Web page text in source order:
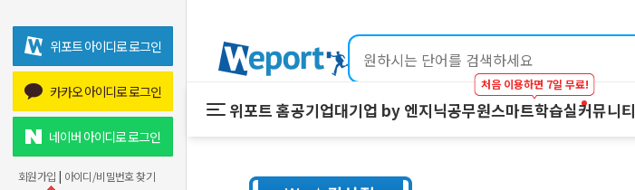
위포트 아이디로 로그인
카카오 아이디로 로그인
네이버 아이디로 로그인
회원가입 | 아이디/비밀번호 찾기
위포트 홈공기업대기업 by 엔지닉공무원스마트학습실
처음 이용하면 7일 무료!
커뮤니티